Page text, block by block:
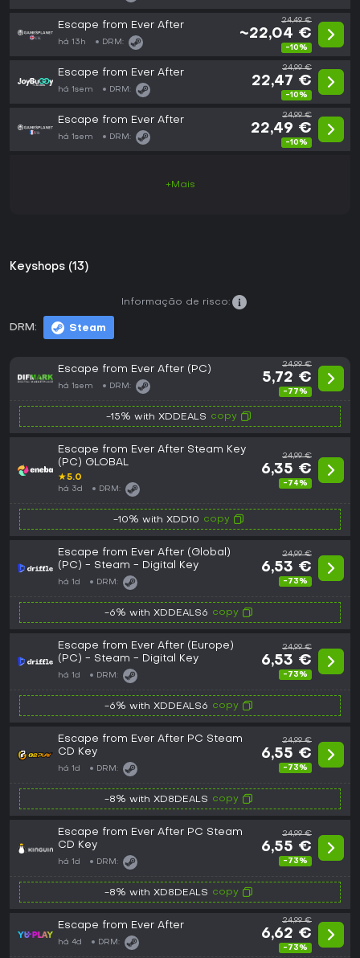
Escape from Ever After
há 13h DRM:
24,49 €
~22,04 €
-10%
Escape from Ever After
há 1sem DRM:
24,99 €
22,47 €
-10%
Escape from Ever After
há 1sem DRM:
24,99 €
22,49 €
-10%
+Mais
Keyshops (13)
DRM: Steam
Informação de risco:
Escape from Ever After (PC)
há 1sem DRM:
24,99 €
5,72 €
-77%
-15% with XDDEALS copy
Escape from Ever After Steam Key
(PC) GLOBAL
★5.0
há 3d DRM:
24,99 €
6,35 €
-74%
-10% with XDD10 copy
Escape from Ever After (Global)
(PC) - Steam - Digital Key
há 1d DRM:
24,99 €
6,53 €
-73%
-6% with XDDEALS6 copy
Escape from Ever After (Europe)
(PC) - Steam - Digital Key
há 1d DRM:
24,99 €
6,53 €
-73%
-6% with XDDEALS6 copy
Escape from Ever After PC Steam
CD Key
há 1d DRM:
24,99 €
6,55 €
-73%
-8% with XD8DEALS copy
Escape from Ever After PC Steam
CD Key
há 1d DRM:
24,99 €
6,55 €
-73%
-8% with XD8DEALS copy
Escape from Ever After
há 4d DRM:
24,99 €
6,62 €
-73%